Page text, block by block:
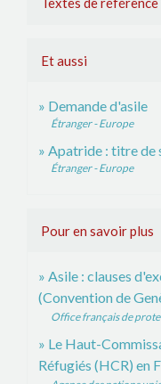
Et aussi
Demande d'asile
Étranger - Europe
Apatride : titre de
Étranger - Europe
Pour en savoir plus
Asile : clauses
(Convention de
Office français de
Le Haut-
Réfugiés (HCR) en